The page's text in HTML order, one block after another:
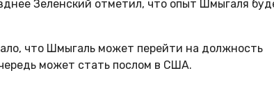
Зеленский отметил, что опыт Шмыгаля
что Шмыгаль может перейти на должность
может стать послом в США.